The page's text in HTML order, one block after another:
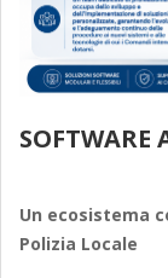
SOFTWARE
Un ecosistema
Polizia Locale